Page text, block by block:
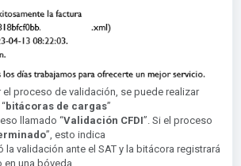
el proceso de validación, se puede realizar
bitácoras de cargas”
llamado “Validación CFDI”. Si el proceso
”, esto indica
la validación ante el SAT y la bitácora registrará
en una bóveda